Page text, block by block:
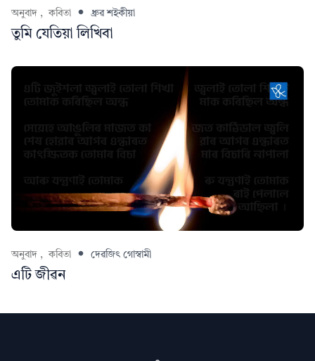
অনুবাদ , কবিতা ধ্ৰুৱ শইকীয়া
তুমি যেতিয়া লিখিবা
অনুবাদ , কবিতা দেৱজিৎ গোস্বামী
এটি জীৱন